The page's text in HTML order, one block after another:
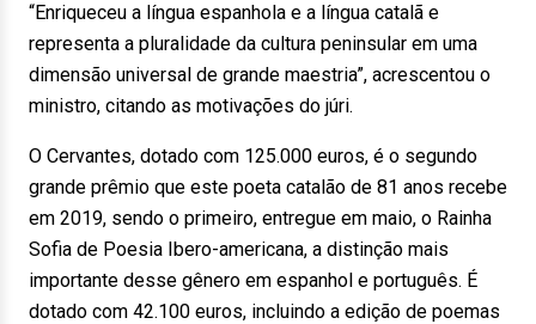
“Enriqueceu a língua espanhola e a língua catalã e
representa a pluralidade da cultura peninsular em uma
dimensão universal de grande maestria”, acrescentou o
ministro, citando as motivações do júri.
O Cervantes, dotado com 125.000 euros, é o segundo
grande prêmio que este poeta catalão de 81 anos recebe
em 2019, sendo o primeiro, entregue em maio, o Rainha
Sofia de Poesia Ibero-americana, a distinção mais
importante desse gênero em espanhol e português. É
dotado com 42.100 euros, incluindo a edição de poemas